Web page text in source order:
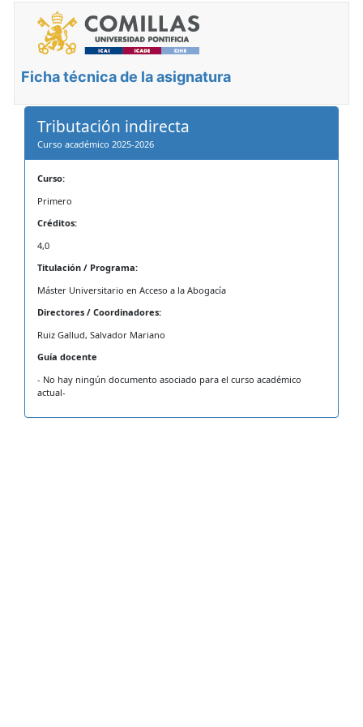
Ficha técnica de la asignatura
Tributación indirecta
Curso académico 2025-2026
Curso:
Primero
Créditos:
4,0
Titulación / Programa:
Máster Universitario en Acceso a la Abogacía
Directores / Coordinadores:
Ruiz Gallud, Salvador Mariano
Guía docente
- No hay ningún documento asociado para el curso académico
actual-